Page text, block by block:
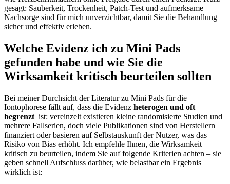
gesagt: Sauberkeit, Trockenheit,‌ Patch-Test und aufmerksame
‌Nachsorge sind für mich unverzichtbar, damit⁣ Sie ‍die Behandlung
‌sicher und effektiv erleben.
Welche Evidenz ich zu ⁢Mini ⁤Pads
‌gefunden ⁢habe und wie ⁢Sie⁢ die
Wirksamkeit​ kritisch beurteilen sollten
Bei⁣ meiner Durchsicht ⁤der⁢ Literatur zu Mini ​Pads‌ für die
Iontophorese fällt​ auf, dass⁤ die ⁣Evidenz heterogen und ​oft
begrenzt ⁢ ist:​ vereinzelt ⁤existieren ​kleine randomisierte ​Studien ‍und ​
mehrere Fallserien, doch viele Publikationen sind ⁤von Herstellern
finanziert oder ​basieren auf ‌Selbstauskunft der Nutzer, was das
‍Risiko von⁢ Bias erhöht. Ich empfehle Ihnen, die Wirksamkeit
kritisch zu beurteilen,⁤ indem Sie auf folgende Kriterien achten – sie
geben schnell Aufschluss darüber, wie belastbar ein Ergebnis⁣
wirklich⁣ ist: